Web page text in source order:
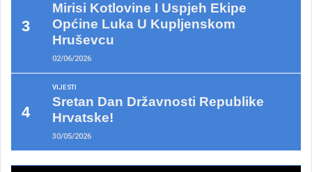
Mirisi Kotlovine I Uspjeh Ekipe
Općine Luka U Kupljenskom
Hruševcu
02/06/2026
VIJESTI
Sretan Dan Državnosti Republike
Hrvatske!
30/05/2026